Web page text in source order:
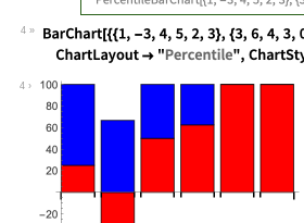
4
Wolfram Language code:BarChart[{{1, -
4